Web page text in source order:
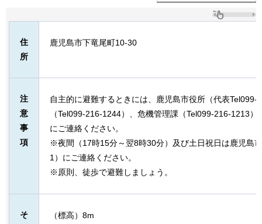
住
所
鹿児島市下竜尾町10-30
注
意
事
項
自主的に避難するときには、鹿児島市役所（代表Tel099-
（Tel099-216-1244）、危機管理課（Tel099-216-1213
にご連絡ください。
※夜間（17時15分～翌8時30分）及び土日祝日は鹿児島
1）にご連絡ください。
※原則、徒歩で避難しましょう。
そ
（標高）8m